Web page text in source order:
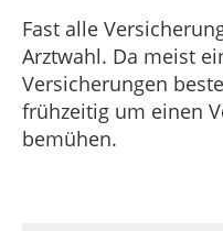
Fast alle
Arztwahl. Da meist
Versicherungen
frühzeitig um einen
bemühen.